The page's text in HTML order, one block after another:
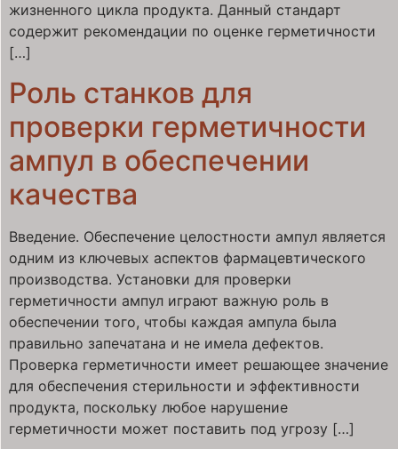
жизненного цикла продукта. Данный стандарт
содержит рекомендации по оценке герметичности
[…]
Роль станков для
проверки герметичности
ампул в обеспечении
качества
Введение. Обеспечение целостности ампул является
одним из ключевых аспектов фармацевтического
производства. Установки для проверки
герметичности ампул играют важную роль в
обеспечении того, чтобы каждая ампула была
правильно запечатана и не имела дефектов.
Проверка герметичности имеет решающее значение
для обеспечения стерильности и эффективности
продукта, поскольку любое нарушение
герметичности может поставить под угрозу […]